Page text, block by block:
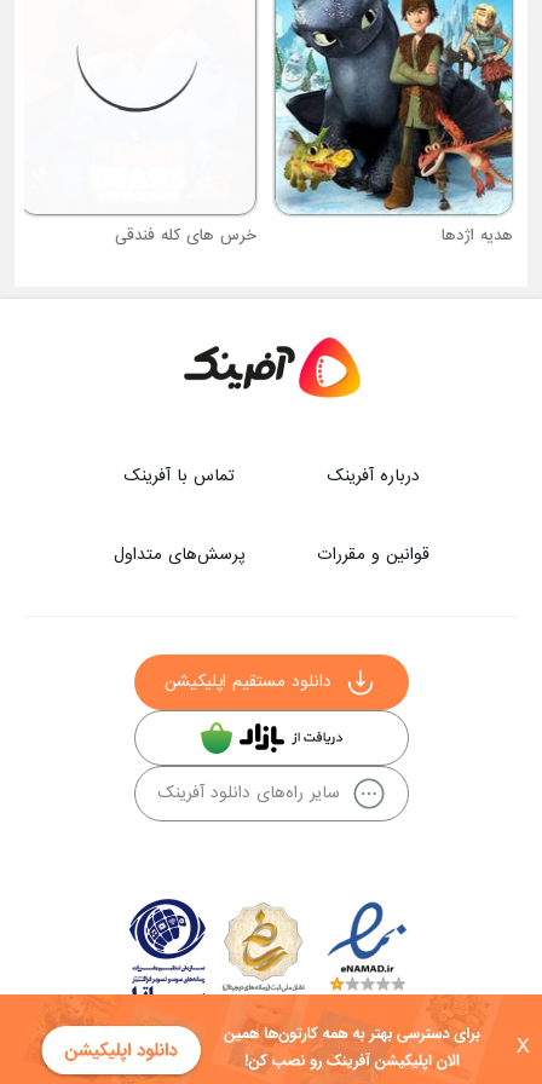
X
هدیه اژدها خرس های کله فندقی
درباره آفرینک تماس با آفرینک
قوانین و مقررات پرسش‌های متداول
دانلود مستقیم اپلیکیشن
سایر راه‌های دانلود آفرینک